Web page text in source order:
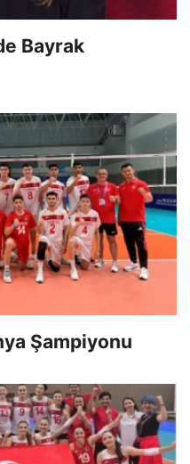
Bayrak
Şampiyonu